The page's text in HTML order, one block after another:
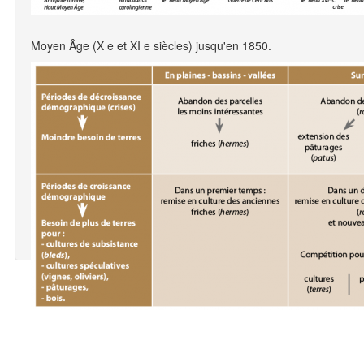
Moyen Âge (X e et XI e siècles) jusqu'en 1850.